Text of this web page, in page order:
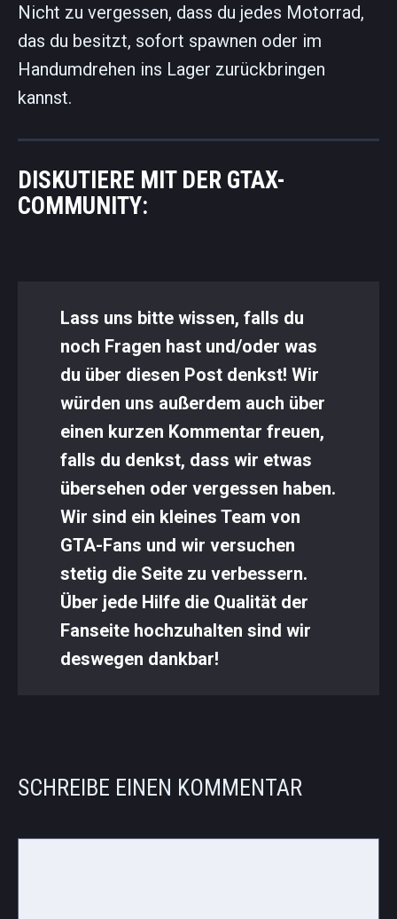
Nicht zu vergessen, dass du jedes Motorrad,
das du besitzt, sofort spawnen oder im
Handumdrehen ins Lager zurückbringen
kannst.
DISKUTIERE MIT DER GTAX-
COMMUNITY:
Lass uns bitte wissen, falls du
noch Fragen hast und/oder was
du über diesen Post denkst! Wir
würden uns außerdem auch über
einen kurzen Kommentar freuen,
falls du denkst, dass wir etwas
übersehen oder vergessen haben.
Wir sind ein kleines Team von
GTA-Fans und wir versuchen
stetig die Seite zu verbessern.
Über jede Hilfe die Qualität der
Fanseite hochzuhalten sind wir
deswegen dankbar!
SCHREIBE EINEN KOMMENTAR